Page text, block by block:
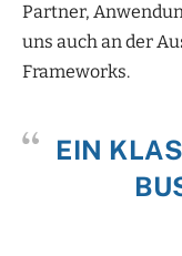
Partner,
uns auch an der
Frameworks.
EIN